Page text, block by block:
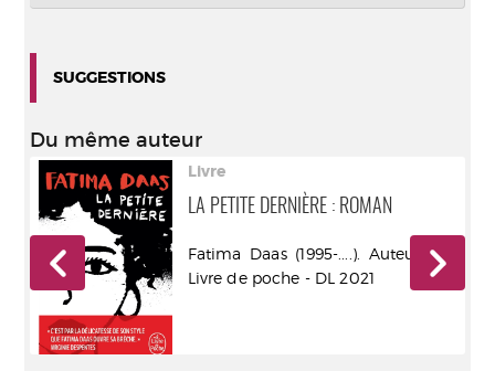
SUGGESTIONS
Du même auteur
Livre
LA PETITE DERNIÈRE : ROMAN
Fatima Daas (1995-....). Auteur - le
Livre de poche - DL 2021